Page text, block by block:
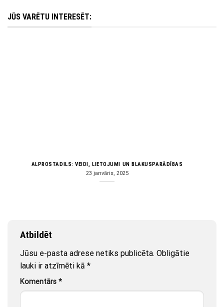
JŪS VARĒTU INTERESĒT:
ALPROSTADILS: VEIDI, LIETOJUMI UN BLAKUSPARĀDĪBAS
23 janvāris, 2025
Atbildēt
Jūsu e-pasta adrese netiks publicēta. Obligātie
lauki ir atzīmēti kā *
Komentārs *